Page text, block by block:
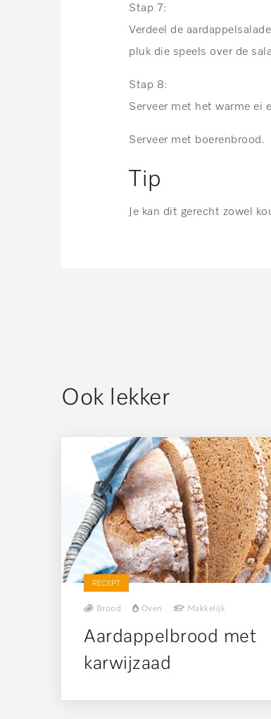
Stap 7:
Verdeel de
pluk die speels over de
Stap 8:
Serveer met het warme ei
Serveer met boerenbrood.
Tip
Je kan dit gerecht zowel
Ook lekker
RECEPT
Brood Oven Makkelijk
Aardappelbrood met
karwijzaad